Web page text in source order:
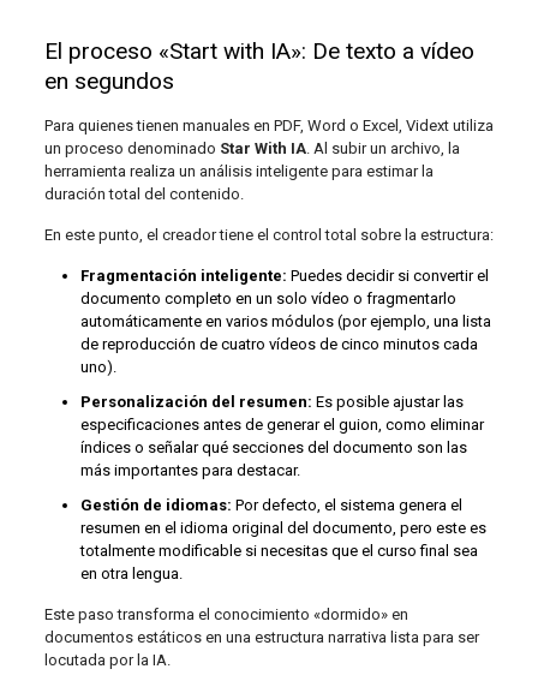
El proceso «Start with IA»: De texto a vídeo
en segundos
Para quienes tienen manuales en PDF, Word o Excel, Vidext utiliza
un proceso denominado Star With IA. Al subir un archivo, la
herramienta realiza un análisis inteligente para estimar la
duración total del contenido.
En este punto, el creador tiene el control total sobre la estructura:
Fragmentación inteligente: Puedes decidir si convertir el
documento completo en un solo vídeo o fragmentarlo
automáticamente en varios módulos (por ejemplo, una lista
de reproducción de cuatro vídeos de cinco minutos cada
uno).
Personalización del resumen: Es posible ajustar las
especificaciones antes de generar el guion, como eliminar
índices o señalar qué secciones del documento son las
más importantes para destacar.
Gestión de idiomas: Por defecto, el sistema genera el
resumen en el idioma original del documento, pero este es
totalmente modificable si necesitas que el curso final sea
en otra lengua.
Este paso transforma el conocimiento «dormido» en
documentos estáticos en una estructura narrativa lista para ser
locutada por la IA.